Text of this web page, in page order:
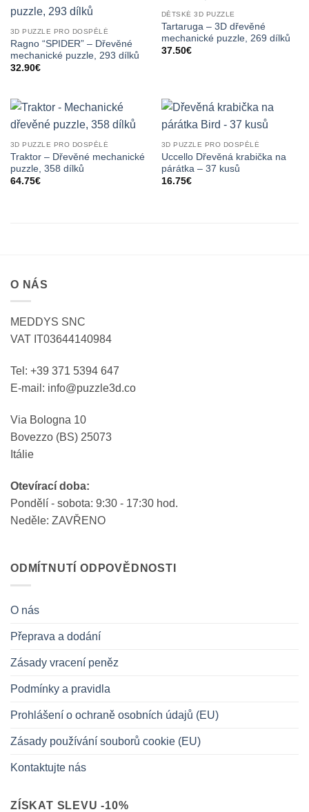
3D PUZZLE PRO DOSPĚLÉ
Ragno “SPIDER” – Dřevěné
mechanické puzzle, 293 dílků
32.90€
DĚTSKÉ 3D PUZZLE
Tartaruga – 3D dřevěné
mechanické puzzle, 269 dílků
37.50€
3D PUZZLE PRO DOSPĚLÉ
Traktor – Dřevěné mechanické
puzzle, 358 dílků
64.75€
3D PUZZLE PRO DOSPĚLÉ
Uccello Dřevěná krabička na
párátka – 37 kusů
16.75€
O NÁS
MEDDYS SNC
VAT IT03644140984
Tel: +39 371 5394 647
E-mail: info@puzzle3d.co
Via Bologna 10
Bovezzo (BS) 25073
Itálie
Otevírací doba:
Pondělí - sobota: 9:30 - 17:30 hod.
Neděle: ZAVŘENO
ODMÍTNUTÍ ODPOVĚDNOSTI
O nás
Přeprava a dodání
Zásady vracení peněz
Podmínky a pravidla
Prohlášení o ochraně osobních údajů (EU)
Zásady používání souborů cookie (EU)
Kontaktujte nás
ZÍSKAT SLEVU -10%